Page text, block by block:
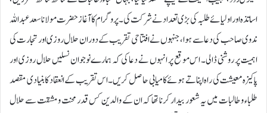
اساتذہ اور اولیائے طلبہ کی بڑی تعداد نے شرکت کی۔پروگرام کا آغاز حضرت مولانا سعد عبداللہ
ندوی صاحب کی دعا سے ہوا، جنہوں نے افتتاحی تقریب کے دوران حلال روزی اور تجارت کی
اہمیت پر روشنی ڈالی۔ اس موقع پر انہوں نے دعا کی کہ ہمارے نوجوان نسلیں حلال روزی اور
پاکیزہ معیشت کی راہ اپناتے ہوئے کامیابی حاصل کریں۔اس تقریب کے انعقاد کا بنیادی مقصد
طلباء و طالبات میں یہ شعور بیدار کرنا تھا کہ ان کے والدین کس قدر محنت و مشقت سے حلال